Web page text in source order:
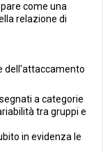
come una
relazione di
dell'attaccamento
a categorie
tra gruppi e
in evidenza le